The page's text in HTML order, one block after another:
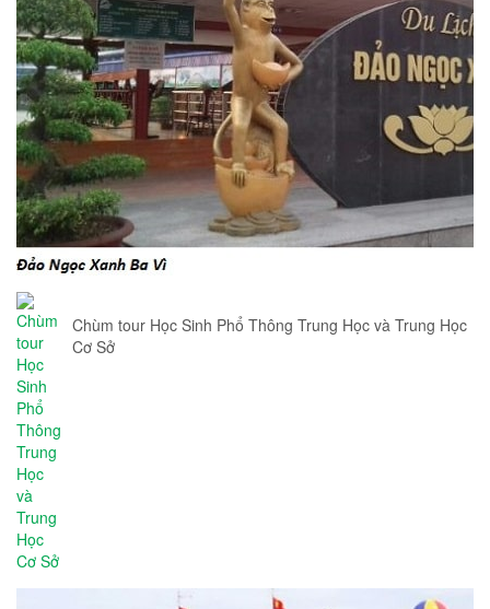
Chùm tour Học Sinh Phổ Thông Trung Học và Trung Học
Cơ Sở